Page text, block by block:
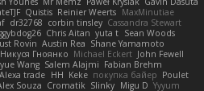
Quistis Reinier Weerts MaxMinutiae
dr32768 corbin tinsley Cassandra Stewart
Chris Aitan yuta t Sean Woods
Rovin Austin Rea Shane Yamamoto
Никуся Гноянко Michael Eckert John Fewell
Wang Salem Alajmi Fabian Brehm
Alexa trade HH Keke покупка байер Poulet
Souza Cromatik Slinky Migu D Yyyum